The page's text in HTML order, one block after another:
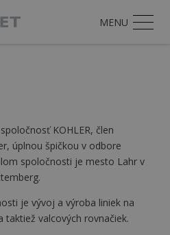
MENU
KOHLER, člen
úplnou špičkou v odbore
spoločnosti je mesto Lahr v
je vývoj a výroba liniek na
taktiež valcových rovnačiek.